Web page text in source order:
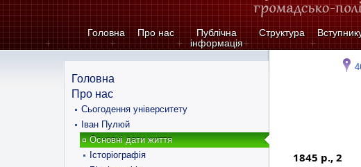
Головна Про нас
Публічна
інформація
Структура
Головна
Про нас
Сьогодення університету
Іван Пулюй
Основні дати життя
Історіографія
1845 р., 2